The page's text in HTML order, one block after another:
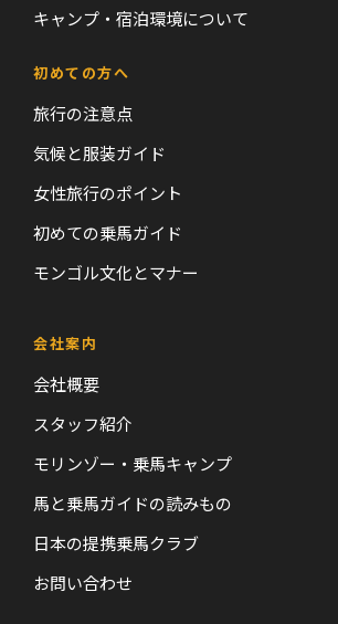
キャンプ・宿泊環境について
初めての方へ
旅行の注意点
気候と服装ガイド
女性旅行のポイント
初めての乗馬ガイド
モンゴル文化とマナー
会社案内
会社概要
スタッフ紹介
モリンゾー・乗馬キャンプ
馬と乗馬ガイドの読みもの
日本の提携乗馬クラブ
お問い合わせ